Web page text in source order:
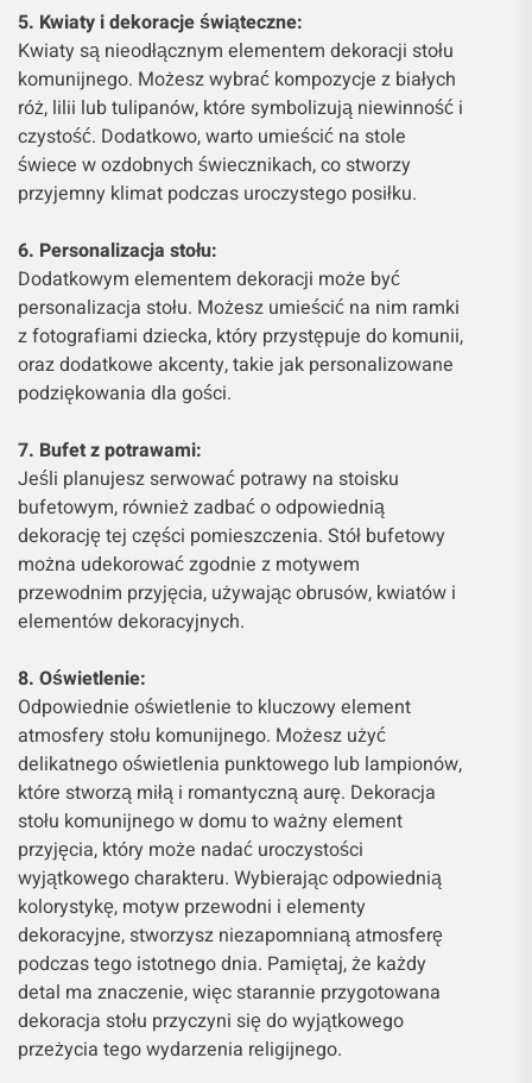
5. Kwiaty i dekoracje świąteczne:
Kwiaty są nieodłącznym elementem dekoracji stołu
komunijnego. Możesz wybrać kompozycje z białych
róż, lilii lub tulipanów, które symbolizują niewinność i
czystość. Dodatkowo, warto umieścić na stole
świece w ozdobnych świecznikach, co stworzy
przyjemny klimat podczas uroczystego posiłku.
6. Personalizacja stołu:
Dodatkowym elementem dekoracji może być
personalizacja stołu. Możesz umieścić na nim ramki
z fotografiami dziecka, który przystępuje do komunii,
oraz dodatkowe akcenty, takie jak personalizowane
podziękowania dla gości.
7. Bufet z potrawami:
Jeśli planujesz serwować potrawy na stoisku
bufetowym, również zadbać o odpowiednią
dekorację tej części pomieszczenia. Stół bufetowy
można udekorować zgodnie z motywem
przewodnim przyjęcia, używając obrusów, kwiatów i
elementów dekoracyjnych.
8. Oświetlenie:
Odpowiednie oświetlenie to kluczowy element
atmosfery stołu komunijnego. Możesz użyć
delikatnego oświetlenia punktowego lub lampionów,
które stworzą miłą i romantyczną aurę. Dekoracja
stołu komunijnego w domu to ważny element
przyjęcia, który może nadać uroczystości
wyjątkowego charakteru. Wybierając odpowiednią
kolorystykę, motyw przewodni i elementy
dekoracyjne, stworzysz niezapomnianą atmosferę
podczas tego istotnego dnia. Pamiętaj, że każdy
detal ma znaczenie, więc starannie przygotowana
dekoracja stołu przyczyni się do wyjątkowego
przeżycia tego wydarzenia religijnego.